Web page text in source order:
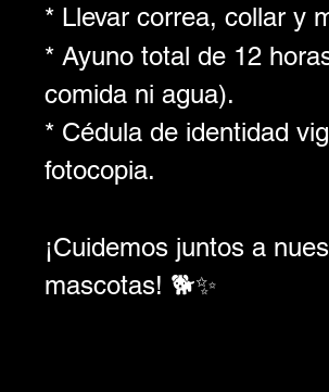
* Llevar correa, collar y
* Ayuno total de 12
comida ni agua).
* Cédula de identidad
fotocopia.
¡Cuidemos juntos a
mascotas! 🐕✨